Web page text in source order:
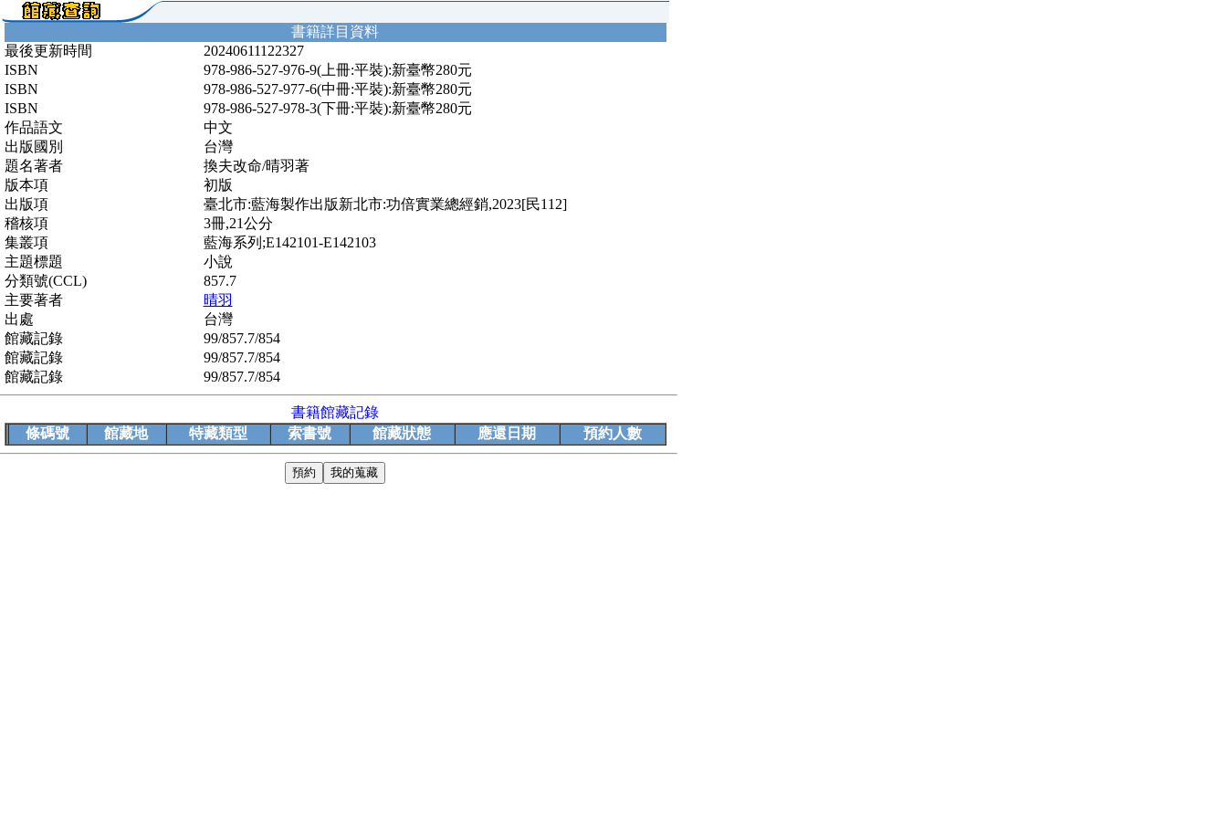
書籍詳目資料
最後更新時間
20240611122327
ISBN
978-986-527-976-9(上冊:平裝):新臺幣280元
ISBN
978-986-527-977-6(中冊:平裝):新臺幣280元
ISBN
978-986-527-978-3(下冊:平裝):新臺幣280元
作品語文
中文
出版國別
台灣
題名著者
換夫改命/晴羽著
版本項
初版
出版項
臺北市:藍海製作出版新北市:功倍實業總經銷,2023[民112]
稽核項
3冊,21公分
集叢項
藍海系列;E142101-E142103
主題標題
小說
分類號(CCL)
857.7
主要著者
晴羽
出處
台灣
館藏記錄
99/857.7/854
館藏記錄
99/857.7/854
館藏記錄
99/857.7/854
書籍館藏記錄
條碼號
館藏地 特藏類型 索書號 館藏狀態 應還日期 預約人數